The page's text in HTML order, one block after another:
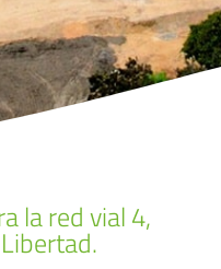
la red vial 4,